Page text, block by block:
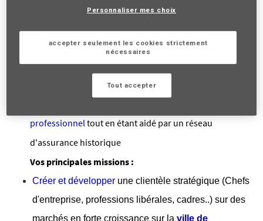
Devenir Responsable de Clientèle, c’est contribuer
progrès humain en protégeant ce qui compte» en
accompagnant vosclientsdans tous les événements
importants de leur vie.
professionneltout en étant aidé par un réseau
d'assurance historique
Vos principales missions :
Créer et développer une clientèle stratégique (Chefs
d'entreprise, professions libérales, cadres..) sur des
marchés en forte croissance sur la ville de
Personnaliser mes choix
accepter seulement les cookies strictement
nécessaires
Tout accepter